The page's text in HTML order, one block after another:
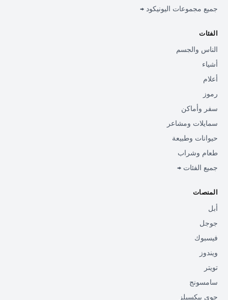
جميع مجموعات اليونيكود →
الفئات
الناس والجسم
أشياء
أعلام
رموز
سفر وأماكن
سمايلات ومشاعر
حيوانات وطبيعة
طعام وشراب
جميع الفئات →
المنصات
أبل
جوجل
فيسبوك
ويندوز
تويتر
سامسونج
جوي بيكسيلز